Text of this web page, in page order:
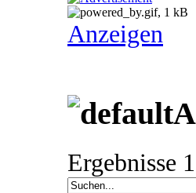
Anzeigen
Ergebnisse